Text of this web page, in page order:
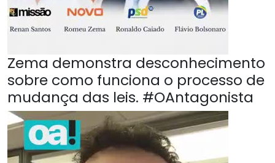
Zema demonstra desconhecimento
sobre como funciona o processo de
mudança das leis. #OAntagonista